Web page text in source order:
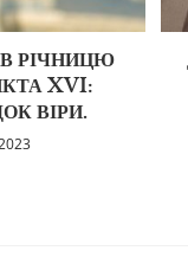
РІЧНИЦЮ
XVI:
ВІРИ.